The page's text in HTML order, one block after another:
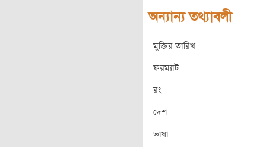
অন্যান্য তথ্যাবলী
মুক্তির তারিখ
ফরম্যাট
রং
দেশ
ভাষা